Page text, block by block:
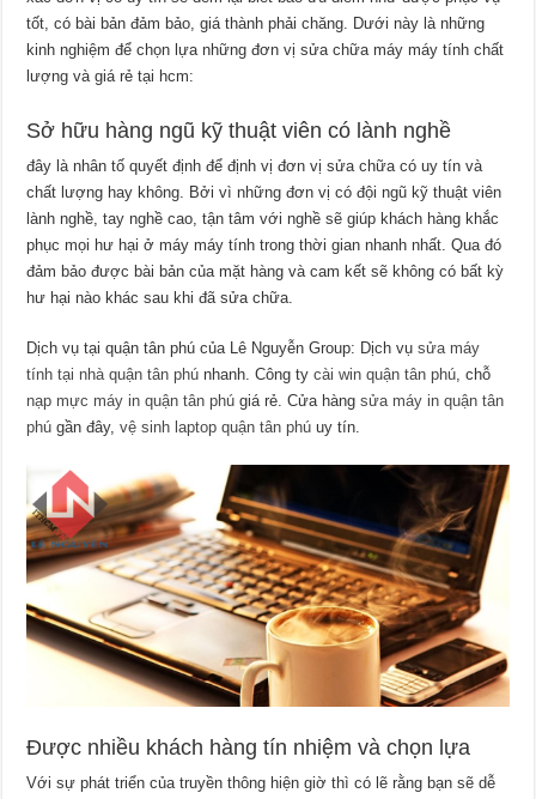
tốt, có bài bản đảm bảo, giá thành phải chăng. Dưới này là những
kinh nghiệm để chọn lựa những đơn vị sửa chữa máy máy tính chất
lượng và giá rẻ tại hcm:
Sở hữu hàng ngũ kỹ thuật viên có lành nghề
đây là nhân tố quyết định để định vị đơn vị sửa chữa có uy tín và
chất lượng hay không. Bởi vì những đơn vị có đội ngũ kỹ thuật viên
lành nghề, tay nghề cao, tận tâm với nghề sẽ giúp khách hàng khắc
phục mọi hư hại ở máy máy tính trong thời gian nhanh nhất. Qua đó
đảm bảo được bài bản của mặt hàng và cam kết sẽ không có bất kỳ
hư hại nào khác sau khi đã sửa chữa.
Dịch vụ tại quận tân phú của Lê Nguyễn Group: Dịch vụsửa máy
tính tại nhà quận tân phú nhanh. Công tycài win quận tân phú, chỗ
nạp mực máy in quận tân phú giá rẻ. Cửa hàngsửa máy in quận tân
phú gần đây,vệ sinh laptop quận tân phú uy tín.
Được nhiều khách hàng tín nhiệm và chọn lựa
Với sự phát triển của truyền thông hiện giờ thì có lẽ rằng bạn sẽ dễ